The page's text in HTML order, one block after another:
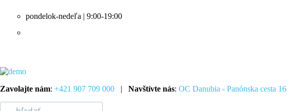
pondelok-nedeľa | 9:00-19:00
Zavolajte nám: +421 907 709 000 | Navštívte nás: OC Danubia - Panónska cesta 16